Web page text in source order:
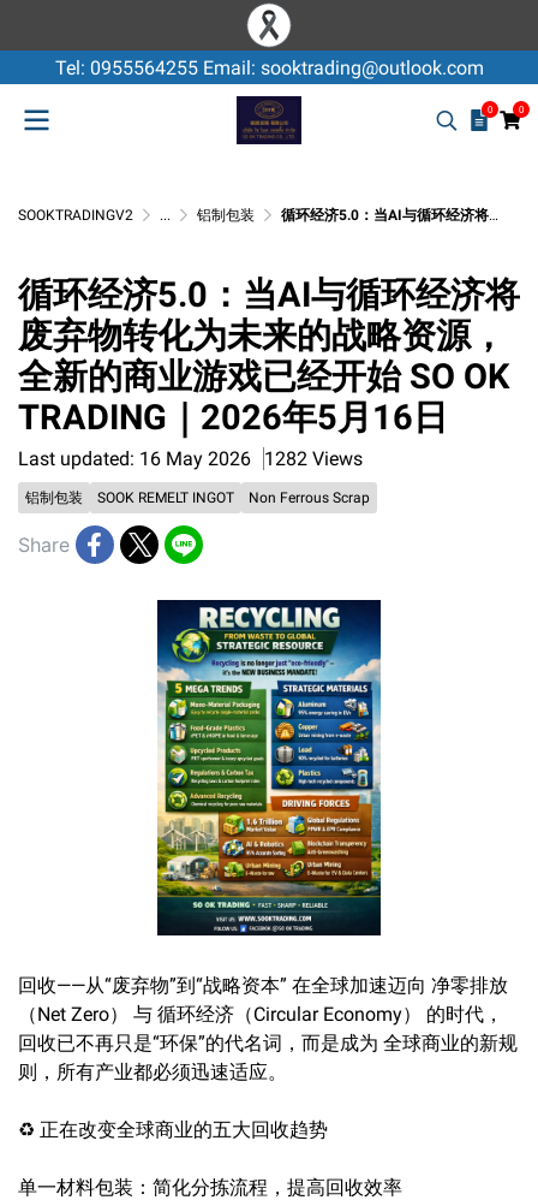
Tel: 0955564255 Email: sooktrading@outlook.com
0 0
SOOKTRADINGV2 ... 铝制包装 循环经济5.0：当AI与循环经济将废弃物转化为未来的战略资源，全新的商业游戏已经开始 SO OK TRADING｜2026年5月16日
循环经济5.0：当AI与循环经济将
废弃物转化为未来的战略资源，
全新的商业游戏已经开始 SO OK
TRADING｜2026年5月16日
Last updated: 16 May 2026 1282 Views
铝制包装 SOOK REMELT INGOT Non Ferrous Scrap
Share
回收——从“废弃物”到“战略资本” 在全球加速迈向 净零排放
（Net Zero） 与 循环经济（Circular Economy） 的时代，
回收已不再只是“环保”的代名词，而是成为 全球商业的新规
则，所有产业都必须迅速适应。
♻️ 正在改变全球商业的五大回收趋势
单一材料包装：简化分拣流程，提高回收效率